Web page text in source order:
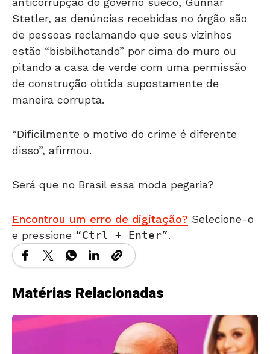
Stetler, as denúncias recebidas no órgão são
de pessoas reclamando que seus vizinhos
estão “bisbilhotando” por cima do muro ou
pitando a casa de verde com uma permissão
de construção obtida supostamente de
maneira corrupta.
“Dificilmente o motivo do crime é diferente
disso”, afirmou.
Será que no Brasil essa moda pegaria?
Encontrou um erro de digitação? Selecione-o
e pressione
Ctrl + Enter .
Matérias Relacionadas